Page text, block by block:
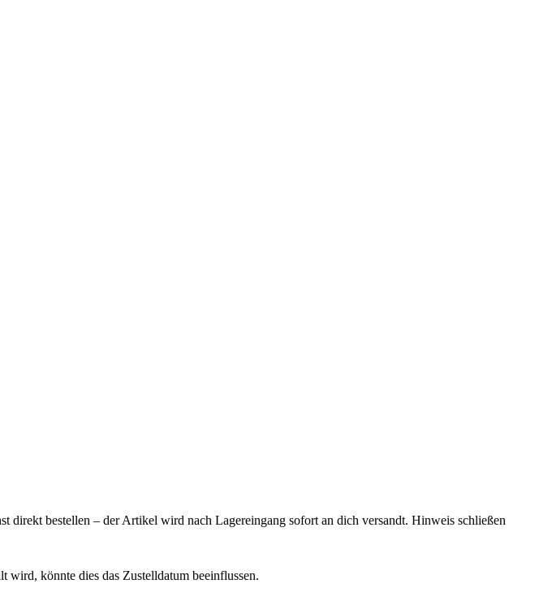
bestellen – der Artikel wird nach Lagereingang sofort an dich versandt. Hinweis schließen
wird, könnte dies das Zustelldatum beeinflussen.